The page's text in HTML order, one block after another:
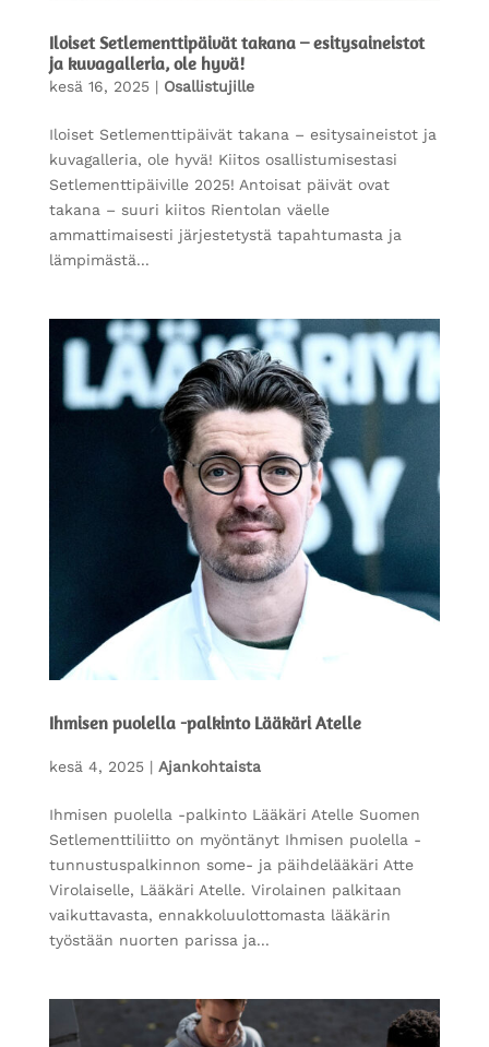
Iloiset Setlementtipäivät takana – esitysaineistot
ja kuvagalleria, ole hyvä!
kesä 16, 2025| Osallistujille
Iloiset Setlementtipäivät takana – esitysaineistot ja
kuvagalleria, ole hyvä! Kiitos osallistumisestasi
Setlementtipäiville 2025! Antoisat päivät ovat
takana – suuri kiitos Rientolan väelle
ammattimaisesti järjestetystä tapahtumasta ja
lämpimästä...
Ihmisen puolella -palkinto Lääkäri Atelle
kesä 4, 2025| Ajankohtaista
Ihmisen puolella -palkinto Lääkäri Atelle Suomen
Setlementtiliitto on myöntänyt Ihmisen puolella -
tunnustuspalkinnon some- ja päihdelääkäri Atte
Virolaiselle, Lääkäri Atelle. Virolainen palkitaan
vaikuttavasta, ennakkoluulottomasta lääkärin
työstään nuorten parissa ja...